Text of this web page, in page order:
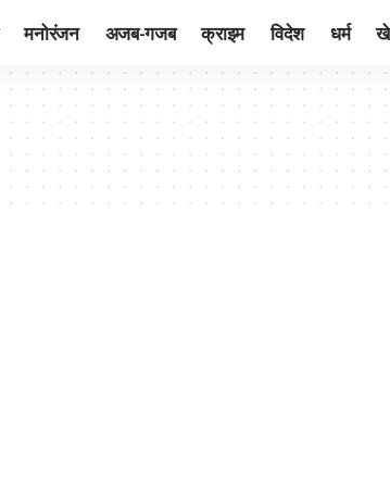
मनोरंजन अजब-गजब क्राइम विदेश धर्म